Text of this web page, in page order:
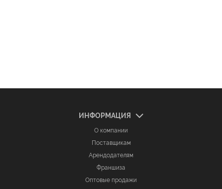
ИНФОРМАЦИЯ
О компании
Поставщикам
Арендодателям
Франшиза
Оптовые продажи